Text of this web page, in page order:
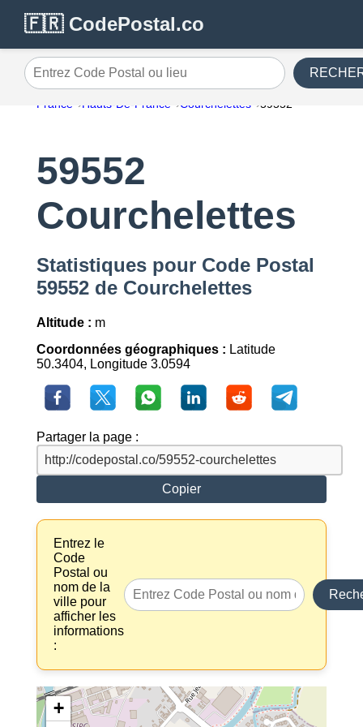
🇫🇷 CodePostal.co
Entrez Code Postal ou lieu
France Hauts-De-France Courchelettes 59552
59552
Courchelettes
Statistiques pour Code Postal
59552 de Courchelettes
Altitude : m
Coordonnées géographiques : Latitude
50.3404, Longitude 3.0594
Partager la page :
Copier
Entrez le
Code
Postal ou
nom de la
ville pour
afficher les
informations
:
+